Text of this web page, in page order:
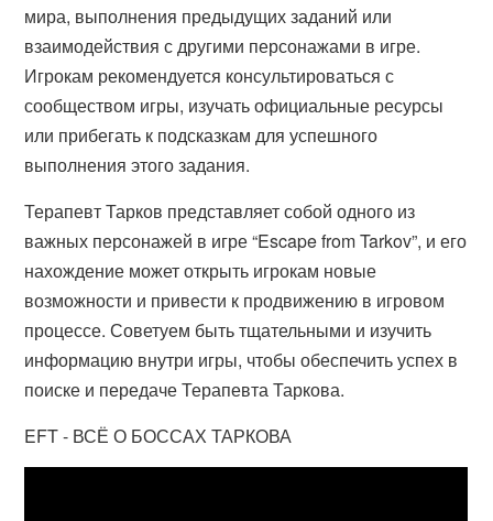
мира, выполнения предыдущих заданий или
взаимодействия с другими персонажами в игре.
Игрокам рекомендуется консультироваться с
сообществом игры, изучать официальные ресурсы
или прибегать к подсказкам для успешного
выполнения этого задания.
Терапевт Тарков представляет собой одного из
важных персонажей в игре “Escape from Tarkov”, и его
нахождение может открыть игрокам новые
возможности и привести к продвижению в игровом
процессе. Советуем быть тщательными и изучить
информацию внутри игры, чтобы обеспечить успех в
поиске и передаче Терапевта Таркова.
EFT - ВСЁ О БОССАХ ТАРКОВА